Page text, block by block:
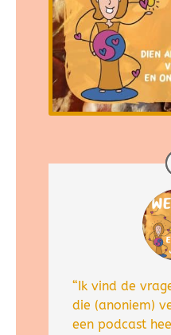
“Ik vind de
die (anoniem)
een podcast